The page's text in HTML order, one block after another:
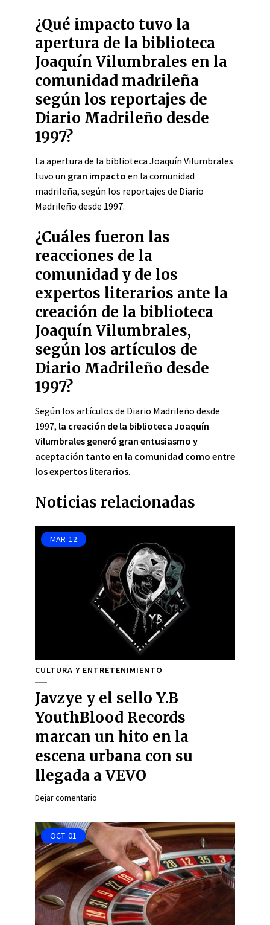
¿Qué impacto tuvo la
apertura de la biblioteca
Joaquín Vilumbrales en la
comunidad madrileña
según los reportajes de
Diario Madrileño desde
1997?
La apertura de la biblioteca Joaquín Vilumbrales
tuvo un gran impacto en la comunidad
madrileña, según los reportajes de Diario
Madrileño desde 1997.
¿Cuáles fueron las
reacciones de la
comunidad y de los
expertos literarios ante la
creación de la biblioteca
Joaquín Vilumbrales,
según los artículos de
Diario Madrileño desde
1997?
Según los artículos de Diario Madrileño desde
1997, la creación de la biblioteca Joaquín
Vilumbrales generó gran entusiasmo y
aceptación tanto en la comunidad como entre
los expertos literarios.
Noticias relacionadas
MAR 12
CULTURA Y ENTRETENIMIENTO
Javzye y el sello Y.B
YouthBlood Records
marcan un hito en la
escena urbana con su
llegada a VEVO
Dejar comentario
OCT 01